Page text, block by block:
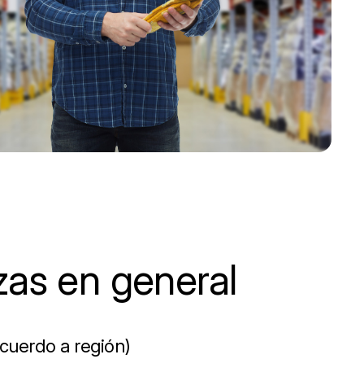
en general
a región)